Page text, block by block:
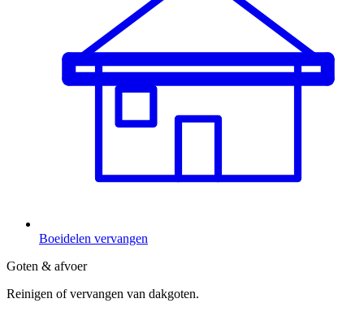
Boeidelen vervangen
Goten & afvoer
Reinigen of vervangen van dakgoten.